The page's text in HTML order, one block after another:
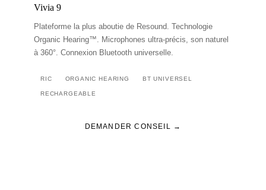
Vivia 9
Plateforme la plus aboutie de Resound. Technologie
Organic Hearing™. Microphones ultra-précis, son naturel
à 360°. Connexion Bluetooth universelle.
RIC ORGANIC HEARING BT UNIVERSEL
RECHARGEABLE
DEMANDER CONSEIL →